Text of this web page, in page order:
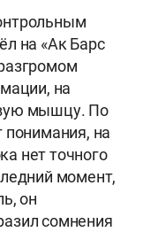
на «Ак Барс
на
мышцу. По
понимания, на
нет точного
момент,
он
сомнения